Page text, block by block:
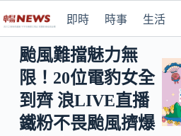
即時 時事 生活
颱風難擋魅力無
限！20位電豹女全
到齊 浪LIVE直播
鐵粉不畏颱風擠爆